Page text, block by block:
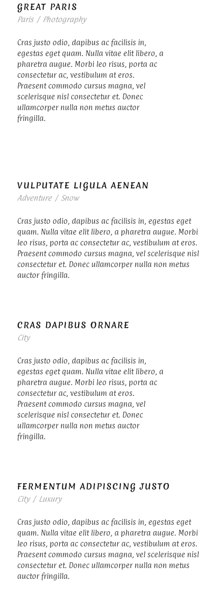
GREAT PARIS
Paris / Photography
Cras justo odio, dapibus ac facilisis in,
egestas eget quam. Nulla vitae elit libero, a
pharetra augue. Morbi leo risus, porta ac
consectetur ac, vestibulum at eros.
Praesent commodo cursus magna, vel
scelerisque nisl consectetur et. Donec
ullamcorper nulla non metus auctor
fringilla.
VULPUTATE LIGULA AENEAN
Adventure / Snow
Cras justo odio, dapibus ac facilisis in, egestas eget
quam. Nulla vitae elit libero, a pharetra augue. Morbi
leo risus, porta ac consectetur ac, vestibulum at eros.
Praesent commodo cursus magna, vel scelerisque nisl
consectetur et. Donec ullamcorper nulla non metus
auctor fringilla.
CRAS DAPIBUS ORNARE
City
Cras justo odio, dapibus ac facilisis in,
egestas eget quam. Nulla vitae elit libero, a
pharetra augue. Morbi leo risus, porta ac
consectetur ac, vestibulum at eros.
Praesent commodo cursus magna, vel
scelerisque nisl consectetur et. Donec
ullamcorper nulla non metus auctor
fringilla.
FERMENTUM ADIPISCING JUSTO
City / Luxury
Cras justo odio, dapibus ac facilisis in, egestas eget
quam. Nulla vitae elit libero, a pharetra augue. Morbi
leo risus, porta ac consectetur ac, vestibulum at eros.
Praesent commodo cursus magna, vel scelerisque nisl
consectetur et. Donec ullamcorper nulla non metus
auctor fringilla.